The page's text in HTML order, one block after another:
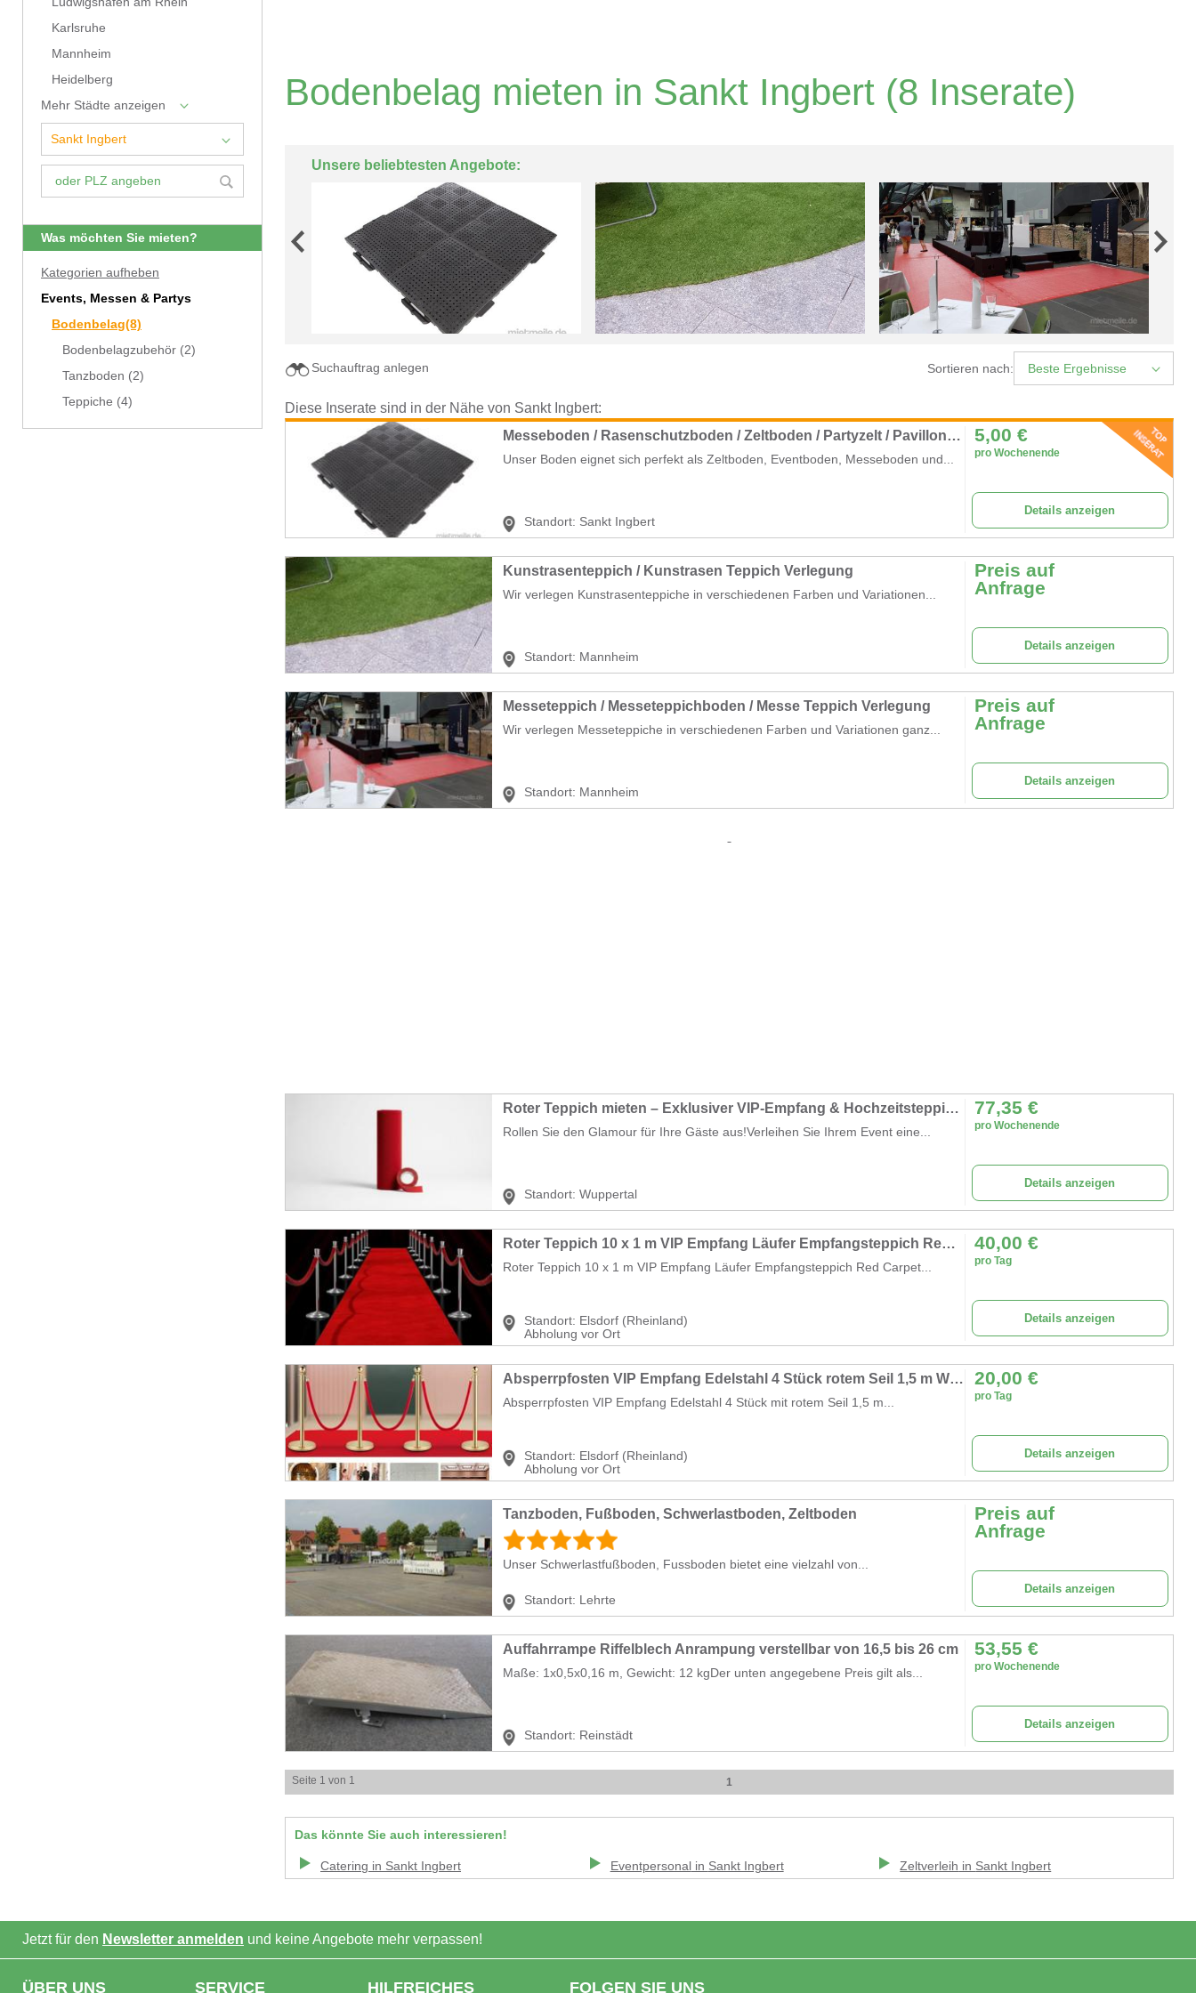
Karlsruhe
Mannheim
Heidelberg
Mehr Städte anzeigen
Was möchten Sie mieten?
Kategorien aufheben
Events, Messen & Partys
Bodenbelag(8)
Bodenbelagzubehör (2)
Tanzboden (2)
Teppiche (4)
Bodenbelag mieten in Sankt Ingbert (8 Inserate)
Unsere beliebtesten Angebote:
Sortieren nach: Beste Ergebnisse
Suchauftrag anlegen
Diese Inserate sind in der Nähe von Sankt Ingbert:
Messeboden / Rasenschutzboden / Zeltboden / Partyzelt / Pavillon / Hüpfburg
Unser Boden eignet sich perfekt als Zeltboden, Eventboden, Messeboden und...
Standort: Sankt Ingbert
5,00 €
pro Wochenende
Details anzeigen
Kunstrasenteppich / Kunstrasen Teppich Verlegung
Wir verlegen Kunstrasenteppiche in verschiedenen Farben und Variationen...
Standort: Mannheim
Preis auf
Anfrage
Details anzeigen
Messeteppich / Messeteppichboden / Messe Teppich Verlegung
Wir verlegen Messeteppiche in verschiedenen Farben und Variationen ganz...
Standort: Mannheim
Preis auf
Anfrage
Details anzeigen
Roter Teppich mieten – Exklusiver VIP-Empfang & Hochzeitsteppich für Ihren großen Auftritt
Rollen Sie den Glamour für Ihre Gäste aus!Verleihen Sie Ihrem Event eine...
Standort: Wuppertal
77,35 €
pro Wochenende
Details anzeigen
Roter Teppich 10 x 1 m VIP Empfang Läufer Empfangsteppich Red Carpet Hochzeit Event
Roter Teppich 10 x 1 m VIP Empfang Läufer Empfangsteppich Red Carpet...
Standort: Elsdorf (Rheinland)
Abholung vor Ort
40,00 €
pro Tag
Details anzeigen
Absperrpfosten VIP Empfang Edelstahl 4 Stück rotem Seil 1,5 m Wegführung Abgrenzungständer Laufsteg
Absperrpfosten VIP Empfang Edelstahl 4 Stück mit rotem Seil 1,5 m...
Standort: Elsdorf (Rheinland)
Abholung vor Ort
20,00 €
pro Tag
Details anzeigen
Tanzboden, Fußboden, Schwerlastboden, Zeltboden
Unser Schwerlastfußboden, Fussboden bietet eine vielzahl von...
Standort: Lehrte
Preis auf
Anfrage
Details anzeigen
Auffahrrampe Riffelblech Anrampung verstellbar von 16,5 bis 26 cm
Maße: 1x0,5x0,16 m, Gewicht: 12 kgDer unten angegebene Preis gilt als...
Standort: Reinstädt
53,55 €
pro Wochenende
Details anzeigen
Seite 1 von 1 1
Das könnte Sie auch interessieren!
Catering in Sankt Ingbert Eventpersonalin Sankt Ingbert Zeltverleih in Sankt Ingbert
Jetzt für den Newsletter anmelden und keine Angebote mehr verpassen!
ÜBER UNS SERVICE HILFREICHES FOLGEN SIE UNS